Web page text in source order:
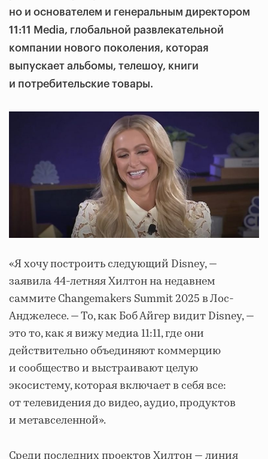
но и основателем и генеральным директором
11:11 Media, глобальной развлекательной
компании нового поколения, которая
выпускает альбомы, телешоу, книги
и потребительские товары.
«Я хочу построить следующий Disney, —
заявила 44-летняя Хилтон на недавнем
саммите Changemakers Summit 2025 в Лос-
Анджелесе. — То, как Боб Айгер видит Disney, —
это то, как я вижу медиа 11:11, где они
действительно объединяют коммерцию
и сообщество и выстраивают целую
экосистему, которая включает в себя все:
от телевидения до видео, аудио, продуктов
и метавселенной».
Среди последних проектов Хилтон — линия